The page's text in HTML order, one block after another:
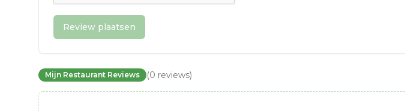
Review plaatsen
Mijn Restaurant Reviews (0 reviews)